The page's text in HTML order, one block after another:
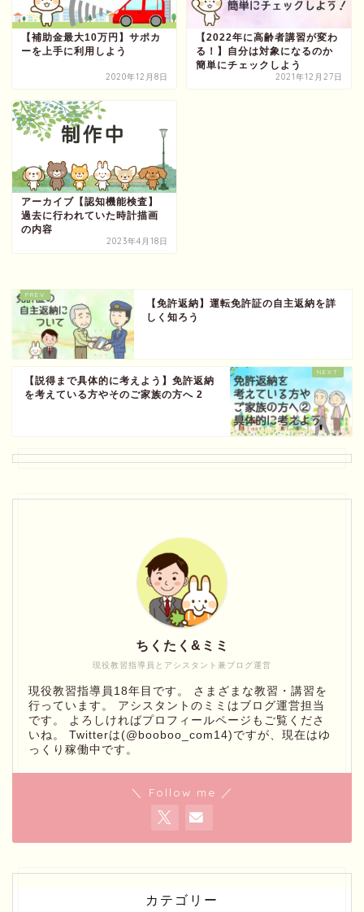
【補助金最大10万円】サポカ
ーを上手に利用しよう
2020年12月8日
【2022年に高齢者講習が変わ
る！】自分は対象になるのか
簡単にチェックしよう
2021年12月27日
アーカイブ【認知機能検査】
過去に行われていた時計描画
の内容
2023年4月18日
【免許返納】運転免許証の自主返納を詳
しく知ろう
【説得まで具体的に考えよう】免許返納
を考えている方やそのご家族の方へ 2
現役教習指導員とアシスタント兼ブログ運営
ちくたく&ミミ
現役教習指導員18年目です。 さまざまな教習・講習を
行っています。 アシスタントのミミはブログ運営担当
です。 よろしければプロフィールページもご覧くださ
いね。 Twitterは(@booboo_com14)ですが、現在はゆ
っくり稼働中です。
＼ Follow me ／
カテゴリー